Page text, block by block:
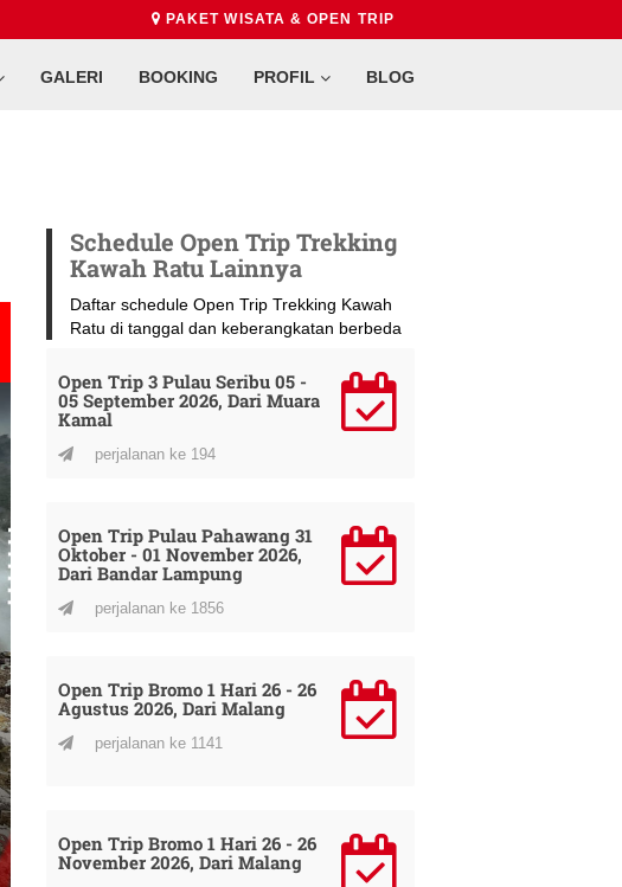
PAKET WISATA & OPEN TRIP
GALERI BOOKING PROFIL BLOG
Schedule Open Trip Trekking
Kawah Ratu Lainnya
Daftar schedule Open Trip Trekking Kawah
Ratu di tanggal dan keberangkatan berbeda
Open Trip 3 Pulau Seribu 05 -
05 September 2026, Dari Muara
Kamal
perjalanan ke 194
Open Trip Pulau Pahawang 31
Oktober - 01 November 2026,
Dari Bandar Lampung
perjalanan ke 1856
Open Trip Bromo 1 Hari 26 - 26
Agustus 2026, Dari Malang
perjalanan ke 1141
Open Trip Bromo 1 Hari 26 - 26
November 2026, Dari Malang